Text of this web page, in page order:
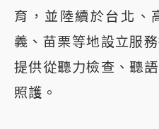
育，並陸續於台北、
義、苗栗等地設立服
提供從聽力檢查、聽
照護。